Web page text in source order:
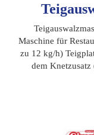
Maschine für
zu 12 kg/h)
dem